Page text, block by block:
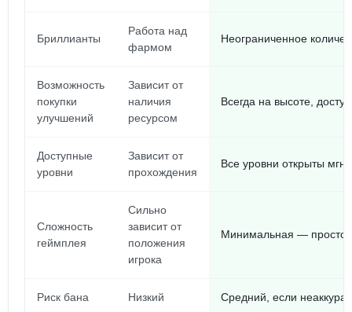
Бриллианты
Работа над
фармом
Неограниченное
Возможность
покупки
улучшений
Зависит от
наличия
ресурсом
Всегда на высоте,
Доступные
уровни
Зависит от
прохождения
Все уровни открыты
Сложность
геймплея
Сильно
зависит от
положения
игрока
Минимальная — просто
Риск бана Низкий Средний, если